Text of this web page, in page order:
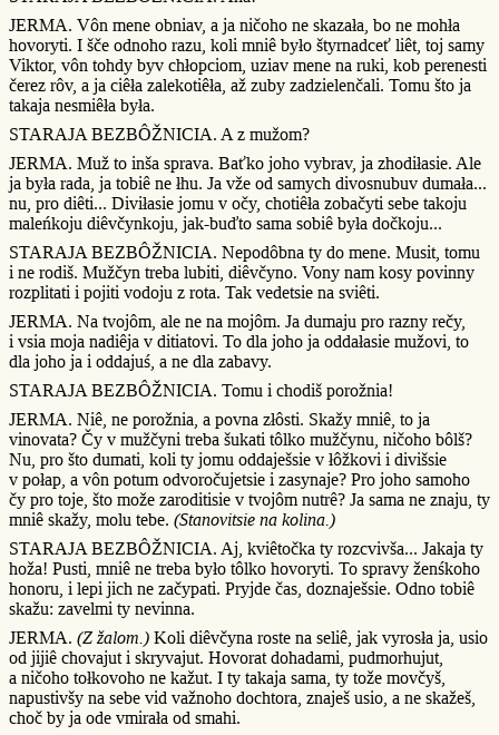
JERMA. Vôn mene obniav, a ja ničoho ne skazała, bo ne mohła
hovoryti. I šče odnoho razu, koli mniê było štyrnadceť liêt, toj samy
Viktor, vôn tohdy byv chłopciom, uziav mene na ruki, kob perenesti
čerez rôv, a ja ciêła zalekotiêła, až zuby zadzielenčali. Tomu što ja
takaja nesmiêła była.
STARAJA BEZBÔŽNICIA. A z mužom?
JERMA. Muž to inša sprava. Baťko joho vybrav, ja zhodiłasie. Ale
ja była rada, ja tobiê ne łhu. Ja vže od samych divosnubuv dumała...
nu, pro diêti... Diviłasie jomu v očy, chotiêła zobačyti sebe takoju
maleńkoju diêvčynkoju, jak-buďto sama sobiê była dočkoju...
STARAJA BEZBÔŽNICIA. Nepodôbna ty do mene. Musit, tomu
i ne rodiš. Mužčyn treba lubiti, diêvčyno. Vony nam kosy povinny
rozplitati i pojiti vodoju z rota. Tak vedetsie na sviêti.
JERMA. Na tvojôm, ale ne na mojôm. Ja dumaju pro razny rečy,
i vsia moja nadiêja v ditiatovi. To dla joho ja oddałasie mužovi, to
dla joho ja i oddajuś, a ne dla zabavy.
STARAJA BEZBÔŽNICIA. Tomu i chodiš porožnia!
JERMA. Niê, ne porožnia, a povna złôsti. Skažy mniê, to ja
vinovata? Čy v mužčyni treba šukati tôlko mužčynu, ničoho bôlš?
Nu, pro što dumati, koli ty jomu oddaješsie v łôžkovi i divišsie
v połap, a vôn potum odvoročujetsie i zasynaje? Pro joho samoho
čy pro toje, što može zaroditisie v tvojôm nutrê? Ja sama ne znaju, ty
mniê skažy, molu tebe. (Stanovitsie na kolina.)
STARAJA BEZBÔŽNICIA. Aj, kviêtočka ty rozcvivša... Jakaja ty
hoža! Pusti, mniê ne treba było tôlko hovoryti. To spravy ženśkoho
honoru, i lepi jich ne začypati. Pryjde čas, doznaješsie. Odno tobiê
skažu: zavelmi ty nevinna.
JERMA. (Z žalom.) Koli diêvčyna roste na seliê, jak vyrosła ja, usio
od jijiê chovajut i skryvajut. Hovorat dohadami, pudmorhujut,
a ničoho tołkovoho ne kažut. I ty takaja sama, ty tože movčyš,
napustivšy na sebe vid važnoho dochtora, znaješ usio, a ne skažeš,
choč by ja ode vmirała od smahi.